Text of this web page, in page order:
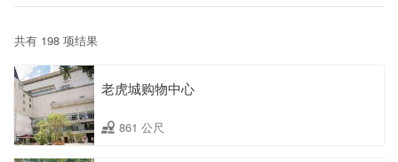
共有 198 项结果
老虎城购物中心
861 公尺